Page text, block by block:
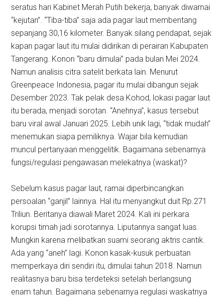
seratus hari Kabinet Merah Putih bekerja, banyak diwarnai
“kejutan”. “Tiba-tiba” saja ada pagar laut membentang
sepanjang 30,16 kilometer. Banyak silang pendapat, sejak
kapan pagar laut itu mulai didirikan di perairan Kabupaten
Tangerang. Konon “baru dimulai” pada bulan Mei 2024.
Namun analisis citra satelit berkata lain. Menurut
Greenpeace Indonesia, pagar itu mulai dibangun sejak
Desember 2023. Tak pelak desa Kohod, lokasi pagar laut
itu berada, menjadi sorotan. “Anehnya”, kasus tersebut
baru viral awal Januari 2025. Lebih unik lagi, “tidak mudah”
menemukan siapa pemiliknya. Wajar bila kemudian
muncul pertanyaan menggelitik. Bagaimana sebenarnya
fungsi/regulasi pengawasan melekatnya (waskat)?
Sebelum kasus pagar laut, ramai diperbincangkan
persoalan “ganjil” lainnya. Hal itu menyangkut duit Rp.271
Triliun. Beritanya diawali Maret 2024. Kali ini perkara
korupsi timah jadi sorotannya. Liputannya sangat luas.
Mungkin karena melibatkan suami seorang aktris cantik.
Ada yang “aneh” lagi. Konon kasak-kusuk perbuatan
memperkaya diri sendiri itu, dimulai tahun 2018. Namun
realitasnya baru bisa terdeteksi setelah berlangsung
enam tahun. Bagaimana sebenarnya regulasi waskatnya